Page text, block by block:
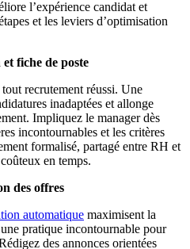
l’expérience candidat et
et les leviers d’optimisation
fiche de poste
recrutement réussi. Une
inadaptées et allonge
Impliquez le manager dès
incontournables et les critères
formalisé, partagé entre RH et
en temps.
des offres
automatique maximisent la
pratique incontournable pour
des annonces orientées